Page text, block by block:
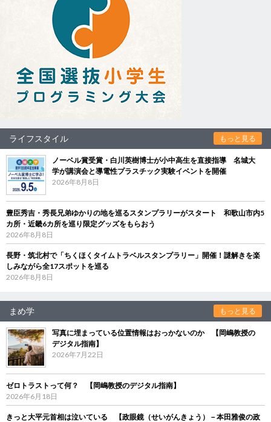
ライフスタイル もっと見る
ノーベル賞受賞・白川英樹博士が小中高生を直接指導 名城大
学が講演会と導電性プラスチック実験イベントを開催
2026年8月8日
豊臣秀吉・秀長兄弟ゆかりの地を巡るスタンプラリーがスタート 和歌山市内5
カ所・近畿6カ所を巡り限定グッズをもらおう
2026年8月8日
長野・筑北村で「ちくほくタイムトラベルスタンプラリー」開催！謎解きを楽
しみながら全17スポットを巡る
2026年8月8日
まめ学 もっと見る
写真に埋まっている位置情報はおっかないのか 【岡嶋教授の
デジタル指南】
2026年7月22日
ゼロトラストって何？ 【岡嶋教授のデジタル指南】
2026年6月18日
きっと大平元首相は泣いている 【政眼鏡（せいがんきょう）－本田雅俊の政